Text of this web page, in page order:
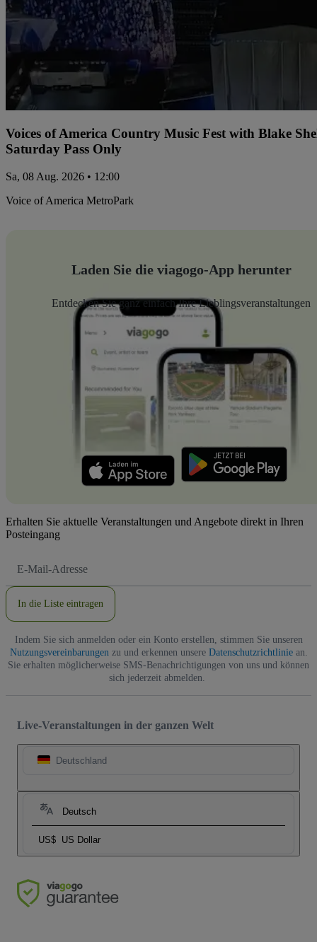
Voices of America Country Music Fest with Blake
Saturday Pass Only
Sa, 08 Aug. 2026 • 12:00
Voice of America MetroPark
Laden Sie die viagogo-App herunter
Entdecken Sie ganz einfach Ihre Lieblingsveranstaltungen
Erhalten Sie aktuelle Veranstaltungen und Angebote direkt in Ihren
Posteingang
Mail-
In die Liste eintragen
Indem Sie sich anmelden oder ein Konto erstellen, stimmen Sie unseren
Nutzungsvereinbarungenzu und erkennen unsere Datenschutzrichtliniean.
Sie erhalten möglicherweise SMS-Benachrichtigungen von uns und können
sich jederzeit abmelden.
Live-Veranstaltungen in der ganzen Welt
Deutschland
Deutsch
US$ US Dollar